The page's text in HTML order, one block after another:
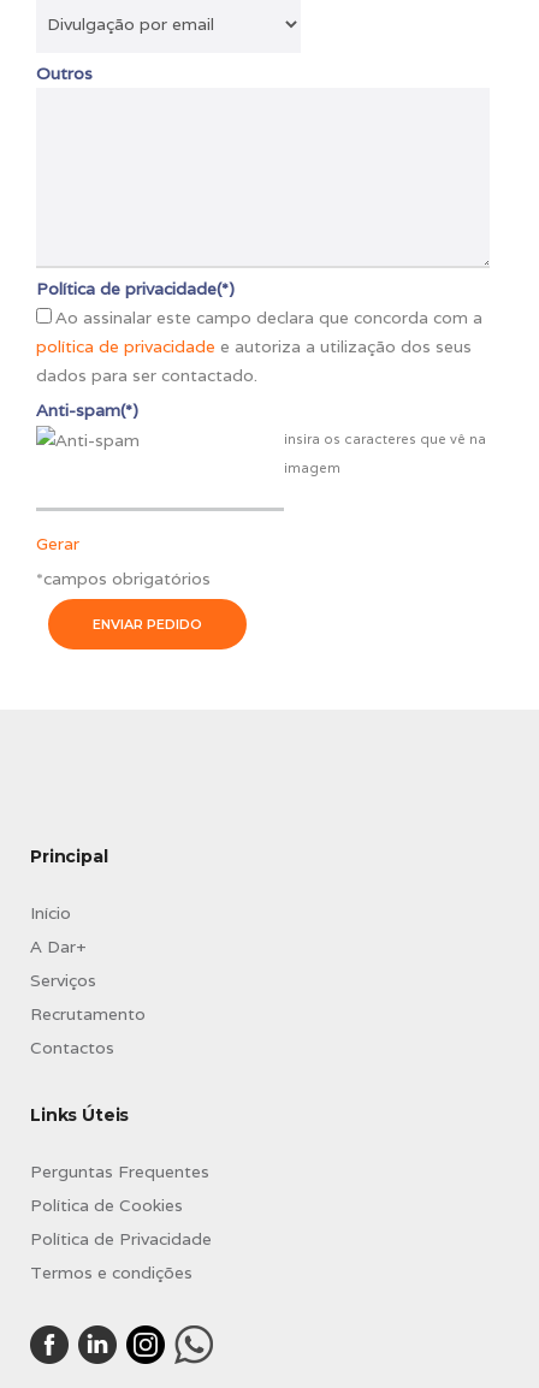
Outros
Política de privacidade(*)
Ao assinalar este campo declara que concorda com a
política de privacidade e autoriza a utilização dos seus
dados para ser contactado.
Anti-spam(*)
Gerar
insira os caracteres que vê na
imagem
*campos obrigatórios
Principal
Início
A Dar+
Serviços
Recrutamento
Contactos
Links Úteis
Perguntas Frequentes
Política de Cookies
Política de Privacidade
Termos e condições